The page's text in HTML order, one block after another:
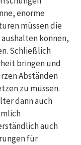
enorme
müssen die
können,
Schließlich
bringen und
Abständen
zu müssen.
dann auch
auch
für